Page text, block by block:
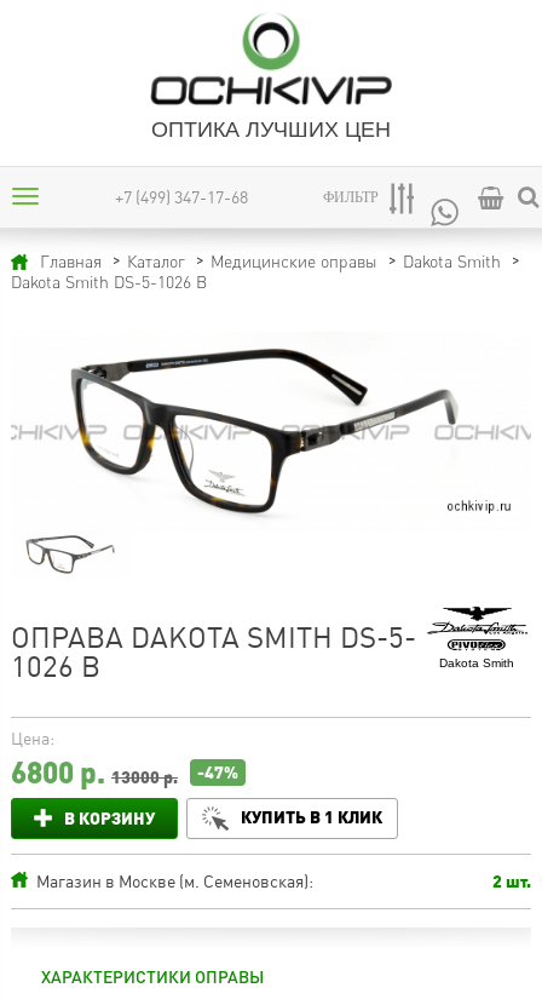
ОПТИКА ЛУЧШИХ ЦЕН
+7 (499) 347-17-68 ФИЛЬТР
Главная Каталог Медицинские оправы
Dakota Smith
Dakota Smith DS-5-1026 B
Dakota Smith
ОПРАВА DAKOTA SMITH DS-5-
1026 B
Цена:
6800р. 13000 р. -47%
В КОРЗИНУ КУПИТЬ В 1 КЛИК
Магазин в Москве (м. Семеновская): 2 шт.
ХАРАКТЕРИСТИКИ ОПРАВЫ